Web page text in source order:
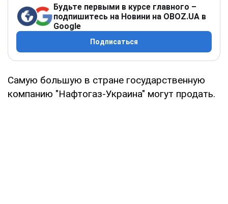
Будьте первыми в курсе главного –
подпишитесь на Новини на OBOZ.UA в
Google
Подписаться
Самую большую в стране государственную
компанию "Нафтогаз-Украина" могут продать.